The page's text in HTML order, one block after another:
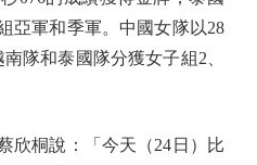
亞軍和季軍。中國女隊以28
隊和泰國隊分獲女子組2、
桐說：「今天（24日）比